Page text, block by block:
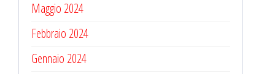
Maggio 2024
Febbraio 2024
Gennaio 2024